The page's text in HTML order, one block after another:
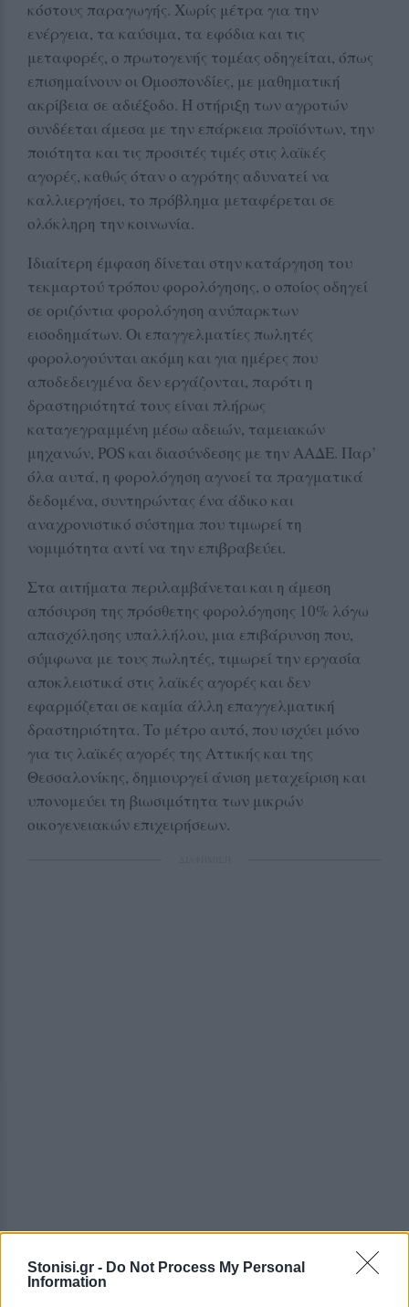
Stonisi.gr - Do Not Process My Personal
Information
κόστους παραγωγής. Χωρίς μέτρα για την
ενέργεια, τα καύσιμα, τα εφόδια και τις
μεταφορές, ο πρωτογενής τομέας οδηγείται, όπως
επισημαίνουν οι Ομοσπονδίες, με μαθηματική
ακρίβεια σε αδιέξοδο. Η στήριξη των αγροτών
συνδέεται άμεσα με την επάρκεια προϊόντων, την
ποιότητα και τις προσιτές τιμές στις λαϊκές
αγορές, καθώς όταν ο αγρότης αδυνατεί να
καλλιεργήσει, το πρόβλημα μεταφέρεται σε
ολόκληρη την κοινωνία.
Ιδιαίτερη έμφαση δίνεται στην κατάργηση του
τεκμαρτού τρόπου φορολόγησης, ο οποίος οδηγεί
σε οριζόντια φορολόγηση ανύπαρκτων
εισοδημάτων. Οι επαγγελματίες πωλητές
φορολογούνται ακόμη και για ημέρες που
αποδεδειγμένα δεν εργάζονται, παρότι η
δραστηριότητά τους είναι πλήρως
καταγεγραμμένη μέσω αδειών, ταμειακών
μηχανών, POS και διασύνδεσης με την ΑΑΔΕ. Παρ’
όλα αυτά, η φορολόγηση αγνοεί τα πραγματικά
δεδομένα, συντηρώντας ένα άδικο και
αναχρονιστικό σύστημα που τιμωρεί τη
νομιμότητα αντί να την επιβραβεύει.
Στα αιτήματα περιλαμβάνεται και η άμεση
απόσυρση της πρόσθετης φορολόγησης 10% λόγω
απασχόλησης υπαλλήλου, μια επιβάρυνση που,
σύμφωνα με τους πωλητές, τιμωρεί την εργασία
αποκλειστικά στις λαϊκές αγορές και δεν
εφαρμόζεται σε καμία άλλη επαγγελματική
δραστηριότητα. Το μέτρο αυτό, που ισχύει μόνο
για τις λαϊκές αγορές της Αττικής και της
Θεσσαλονίκης, δημιουργεί άνιση μεταχείριση και
υπονομεύει τη βιωσιμότητα των μικρών
οικογενειακών επιχειρήσεων.